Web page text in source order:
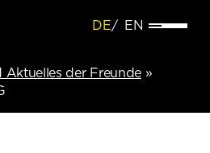
DE EN
Aktuelles der Freunde»